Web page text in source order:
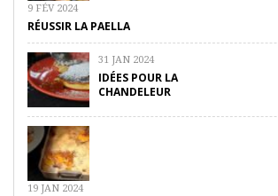
9 FÉV 2024
RÉUSSIR LA PAELLA
31 JAN 2024
IDÉES POUR LA
CHANDELEUR
19 JAN 2024